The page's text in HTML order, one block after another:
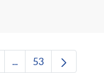
TAB per
...Pàgines intermèdies
Pàgina
53